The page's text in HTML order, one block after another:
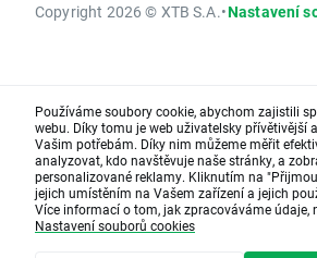
Copyright 2026 © XTB S.A.•Nastavení
Používáme soubory cookie, abychom zajistili
webu. Díky tomu je web uživatelsky přívětivější
Vašim potřebám. Díky nim můžeme měřit
analyzovat, kdo navštěvuje naše stránky, a
personalizované reklamy. Kliknutím na
jejich umístěním na Vašem zařízení a jejich
Více informací o tom, jak zpracováváme údaje,
Nastavení souborů cookies